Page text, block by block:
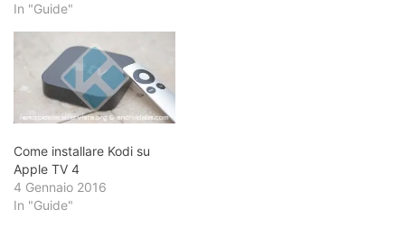
In "Guide"
Come installare Kodi su
Apple TV 4
4 Gennaio 2016
In "Guide"